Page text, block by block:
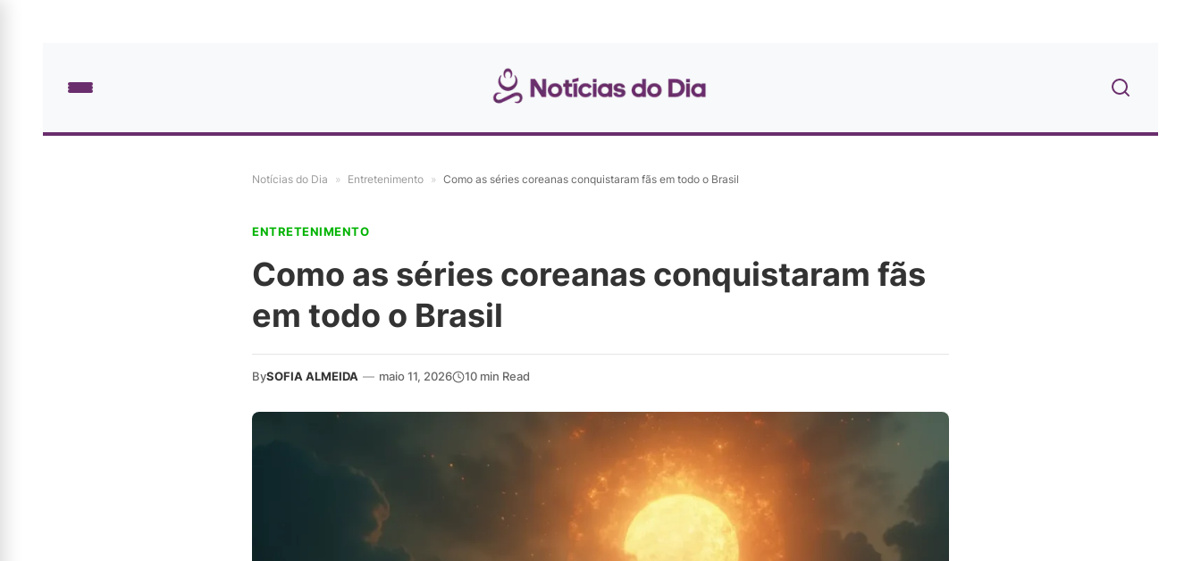
Notícias do Dia » Entretenimento » Como as séries coreanas conquistaram fãs em todo o Brasil
ENTRETENIMENTO
Como as séries coreanas conquistaram fãs
em todo o Brasil
BySOFIA ALMEIDA — maio 11, 2026 10 min Read